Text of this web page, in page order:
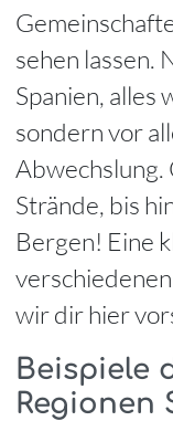
sehen lassen.
Spanien, alles
sondern vor
Abwechslung.
Strände, bis
Bergen! Eine
wir dir hier
Beispiele
Regionen